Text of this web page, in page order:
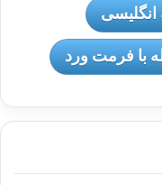
انگلیسی
با فرمت ورد